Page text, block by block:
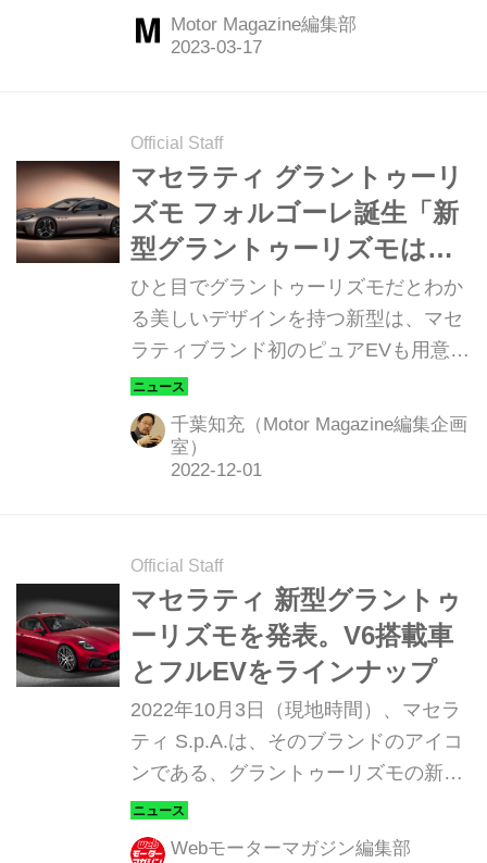
ン搭載車に加え、マセラティ史上初の
フルBEV、フォルゴーレもこのモデル
Motor Magazine編集部
Official Staff
マセラティ グラントゥーリ
ズモ フォルゴーレ誕生「新
型グラントゥーリズモは内
燃機関とBEVがある」
ひと目でグラントゥーリズモだとわか
る美しいデザインを持つ新型は、マセ
ラティブランド初のピュアEVも用意す
る。
千葉知充（Motor Magazine編集企画
室）
Official Staff
マセラティ 新型グラントゥ
ーリズモを発表。V6搭載車
とフルEVをラインナップ
2022年10月3日（現地時間）、マセラ
ティ S.p.A.は、そのブランドのアイコ
ンである、グラントゥーリズモの新型
を発表。75年前のマセラティ A6 1500
から始まる、スポーツクーペのシリー
Webモーターマガジン編集部